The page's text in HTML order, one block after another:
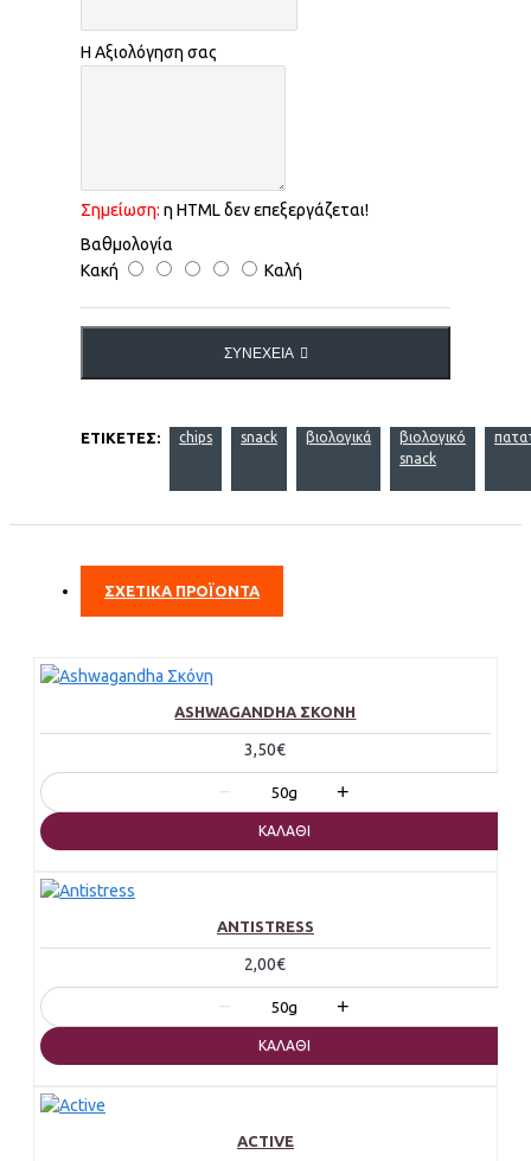
Η Αξιολόγηση σας
Σημείωση: η HTML δεν επεξεργάζεται!
Βαθμολογία
Κακή
Καλή
ΣΥΝΈΧΕΙΑ
ΕΤΙΚΈΤΕΣ: chips snack βιολογικά
βιολογικό
snack
ΣΧΕΤΙΚΑ ΠΡΟΪΟΝΤΑ
ASHWAGANDHA ΣΚΌΝΗ
3,50€
− 50g +
ΚΑΛΆΘΙ
ANTISTRESS
2,00€
− 50g +
ΚΑΛΆΘΙ
ACTIVE